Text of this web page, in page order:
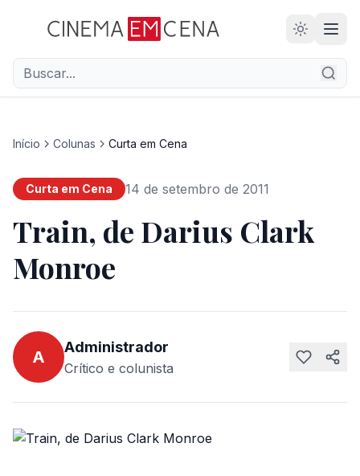
Início Colunas Curta em Cena
Curta em Cena 14 de setembro de 2011
Train, de Darius Clark
Monroe
A
Administrador
Crítico e colunista